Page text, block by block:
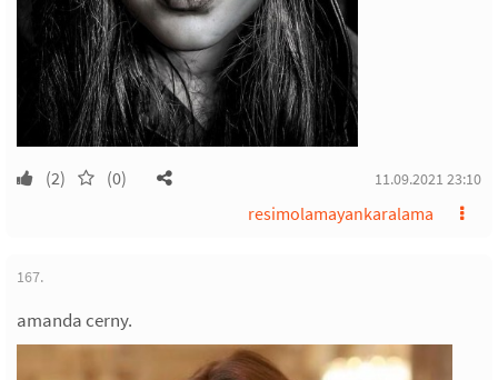
(2) (0) 11.09.2021 23:10
resimolamayankaralama
167.
amanda cerny.